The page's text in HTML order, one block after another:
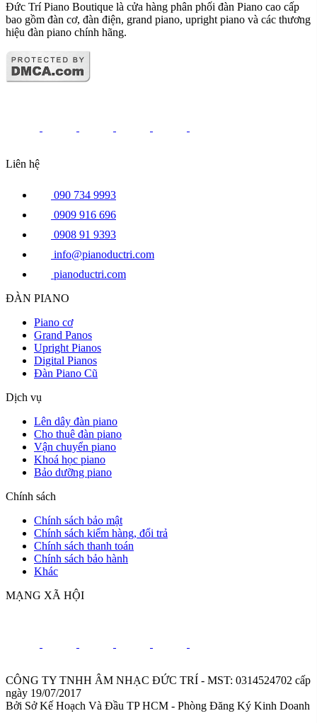
Đức Trí Piano Boutique là cửa hàng phân phối đàn Piano cao cấp
bao gồm đàn cơ, đàn điện, grand piano, upright piano và các thương
hiệu đàn piano chính hãng.
Liên hệ
090 734 9993
0909 916 696
0908 91 9393
info@pianoductri.com
pianoductri.com
ĐÀN PIANO
Piano cơ
Grand Panos
Upright Pianos
Digital Pianos
Đàn Piano Cũ
Dịch vụ
Lên dây đàn piano
Cho thuê đàn piano
Vận chuyển piano
Khoá học piano
Bảo dưỡng piano
Chính sách
Chính sách bảo mật
Chính sách kiểm hàng, đổi trả
Chính sách thanh toán
Chính sách bảo hành
Khác
MẠNG XÃ HỘI
CÔNG TY TNHH ÂM NHẠC ĐỨC TRÍ - MST: 0314524702 cấp
ngày 19/07/2017
Bởi Sở Kế Hoạch Và Đầu TP HCM - Phòng Đăng Ký Kinh Doanh